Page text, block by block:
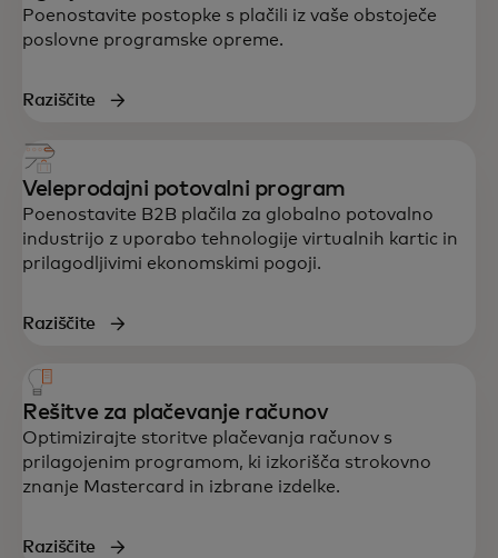
Poenostavite postopke s plačili iz vaše obstoječe
poslovne programske opreme.
Raziščite
Veleprodajni potovalni program
Poenostavite B2B plačila za globalno potovalno
industrijo z uporabo tehnologije virtualnih kartic in
prilagodljivimi ekonomskimi pogoji.
Raziščite
Rešitve za plačevanje računov
Optimizirajte storitve plačevanja računov s
prilagojenim programom, ki izkorišča strokovno
znanje Mastercard in izbrane izdelke.
Raziščite